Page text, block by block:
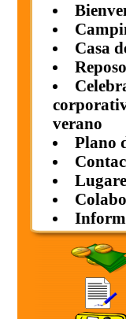
Casa
verano
Plano